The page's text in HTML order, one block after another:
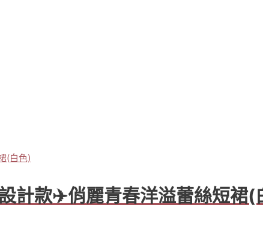
計款✈️俏麗青春洋溢蕾絲短裙(